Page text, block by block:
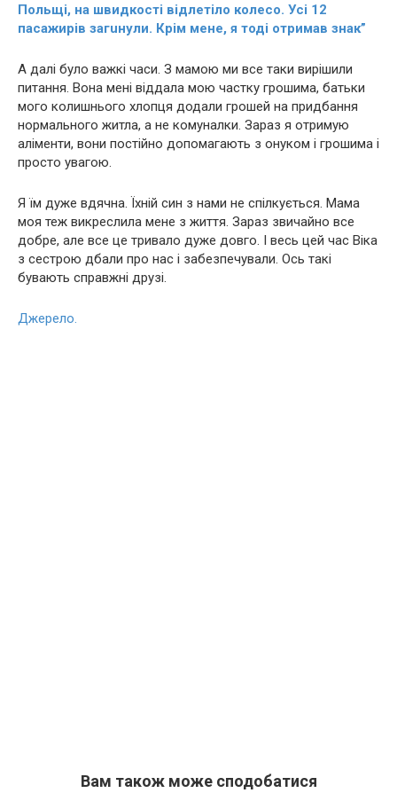
Польщi, на швидкостi вiдлетiло колесо. Усi 12
пасажирiв загuнyли. Крім мене, я тоді отримав знак”
А далі було важкі часи. З мамою ми все таки вирішили
питання. Вона мені віддала мою частку грошима, батьки
мого колишнього хлопця додали грошей на придбання
нормального житла, а не комуналки. Зараз я отримую
аліменти, вони постійно допомагають з онуком і грошима і
просто увагою.
Я їм дуже вдячна. Їхній син з нами не спілкується. Мама
моя теж викреслила мене з життя. Зараз звичайно все
добре, але все це тривало дуже довго. І весь цей час Віка
з сестрою дбали про нас і забезпечували. Ось такі
бувають справжні друзі.
Джерело.
Вам також може сподобатися